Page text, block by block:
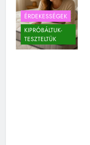
ÉRDEKESSÉGEK
KIPRÓBÁLTUK-
TESZTELTÜK